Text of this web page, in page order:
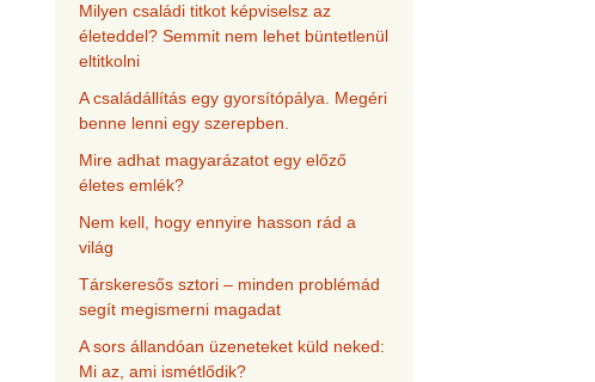
Milyen családi titkot képviselsz az
életeddel? Semmit nem lehet büntetlenül
eltitkolni
A családállítás egy gyorsítópálya. Megéri
benne lenni egy szerepben.
Mire adhat magyarázatot egy előző
életes emlék?
Nem kell, hogy ennyire hasson rád a
világ
Társkeresős sztori – minden problémád
segít megismerni magadat
A sors állandóan üzeneteket küld neked:
Mi az, ami ismétlődik?